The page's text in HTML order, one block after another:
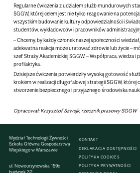
Regularne ćwiczenia z udziałem służb mundurowych
SGGW, której celem jest nie tylko reagowanie na
wszystkim budowanie kultury odpowiedzialności i
studentów, wykładowców i pracowników
– Chcemy, by każdy członek naszej społeczności
adekwatna reakcja może uratować zdrowie lub życie –
szef Straży Akademickiej SGGW. –Współpraca, wiedza i
profilaktyka.
Dzisiejsze ćwiczenia potwierdziływysoką gotowość
krokiem w realizacji długofalowej strategii SGGW, której
stworzeniebezpiecznego i przyjaznego środowiska
Opracował: Krzysztof Szwejk, rzecznik prasowy SGGW
Wydział Technologii Żywności
Szkoła Główna Gospodarstwa
Wiejskiego w Warszawie
ul. Nowoursynowska 159c
KONTAKT
DEKLARACJA DOSTĘPNOŚCI
POLITYKA COOKIES
POLITYKA PRYWATNOŚCI